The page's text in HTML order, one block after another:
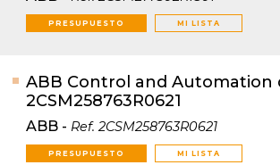
PRESUPUESTO MI LISTA
ABB Control and Automation
2CSM258763R0621
ABB - Ref. 2CSM258763R0621
PRESUPUESTO MI LISTA